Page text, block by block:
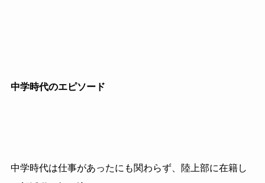
中学時代のエピソード
中学時代は仕事があったにも関わらず、陸上部に在籍し